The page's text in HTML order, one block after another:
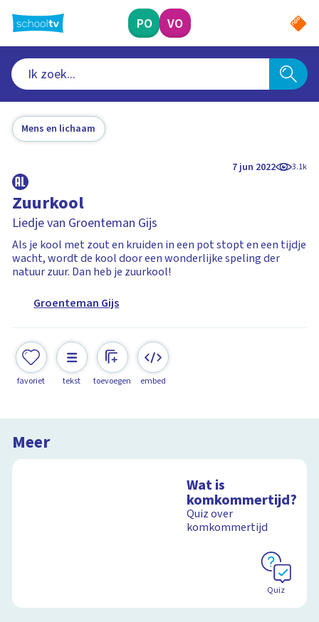
naar
hoofdinhoud
PO VO
Mens en lichaam
7 jun 2022 3.1k
Zuurkool
Liedje van Groenteman Gijs
Als je kool met zout en kruiden in een pot stopt en een tijdje
wacht, wordt de kool door een wonderlijke speling der
natuur zuur. Dan heb je zuurkool!
Groenteman Gijs
favoriet tekst toevoegen embed
Meer
Wat is
komkommertijd?
Quiz over
komkommertijd
Quiz